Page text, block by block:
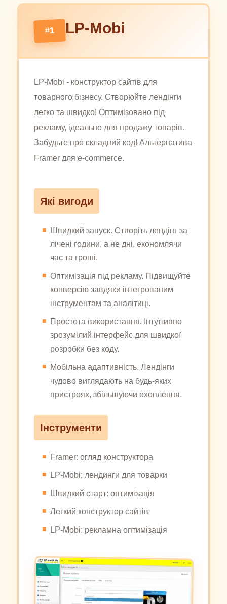
#1 LP-Mobi
LP-Mobi - конструктор сайтів для
товарного бізнесу. Створюйте лендінги
легко та швидко! Оптимізовано під
рекламу, ідеально для продажу товарів.
Забудьте про складний код! Альтернатива
Framer для e-commerce.
Які вигоди
Швидкий запуск. Створіть лендінг за
лічені години, а не дні, економлячи
час та гроші.
Оптимізація під рекламу. Підвищуйте
конверсію завдяки інтегрованим
інструментам та аналітиці.
Простота використання. Інтуїтивно
зрозумілий інтерфейс для швидкої
розробки без коду.
Мобільна адаптивність. Лендінги
чудово виглядають на будь-яких
пристроях, збільшуючи охоплення.
Інструменти
Framer: огляд конструктора
LP-Mobi: лендинги для товарки
Швидкий старт: оптимізація
Легкий конструктор сайтів
LP-Mobi: рекламна оптимізація